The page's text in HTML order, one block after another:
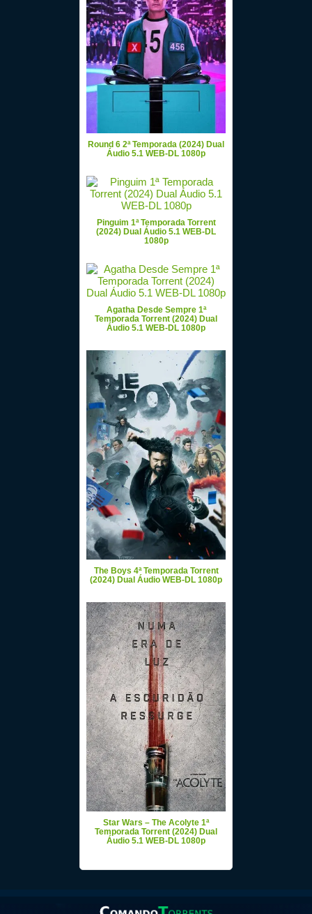
Round 6 2ª Temporada (2024) Dual
Áudio 5.1 WEB-DL 1080p
Pinguim 1ª Temporada Torrent
(2024) Dual Áudio 5.1 WEB-DL
1080p
Agatha Desde Sempre 1ª
Temporada Torrent (2024) Dual
Áudio 5.1 WEB-DL 1080p
The Boys 4ª Temporada Torrent
(2024) Dual Áudio WEB-DL 1080p
Star Wars – The Acolyte 1ª
Temporada Torrent (2024) Dual
Áudio 5.1 WEB-DL 1080p